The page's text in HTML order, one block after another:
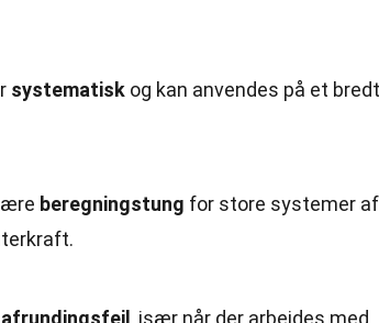
systematisk og kan anvendes på et bredt
beregningstung for store systemer af
afrundingsfejl , især når der arbejdes med